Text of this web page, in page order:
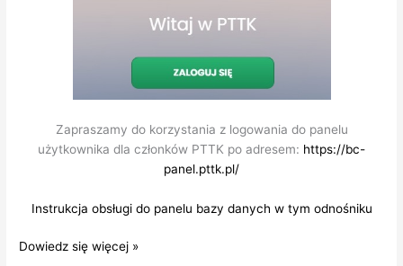
Zapraszamy do korzystania z logowania do panelu
użytkownika dla członków PTTK po adresem: https://bc-
panel.pttk.pl/
Instrukcja obsługi do panelu bazy danych w tym odnośniku
Baza
Dowiedz się więcej »